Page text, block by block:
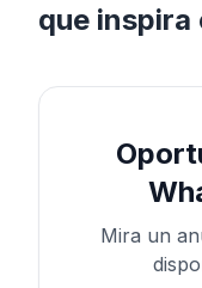
que
Mira un